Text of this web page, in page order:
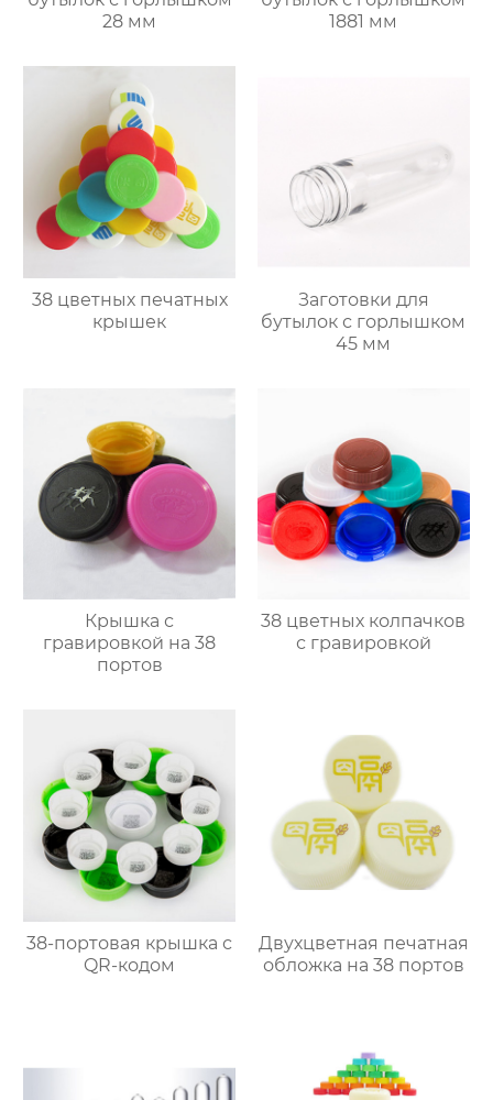
28 мм
1881 мм
38 цветных печатных
крышек
Заготовки для
бутылок с горлышком
45 мм
Крышка с
гравировкой на 38
портов
38 цветных колпачков
с гравировкой
38-портовая крышка с
QR-кодом
Двухцветная печатная
обложка на 38 портов